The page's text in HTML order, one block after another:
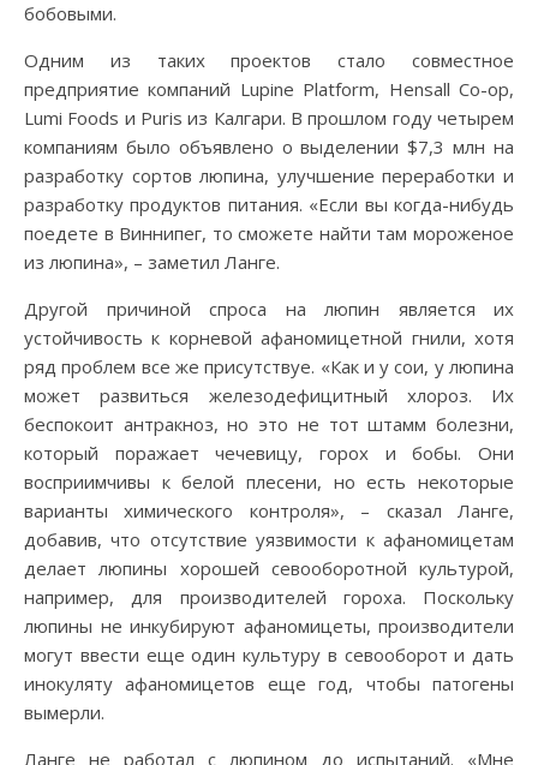
бобовыми.
Одним из таких проектов стало совместное
предприятие компаний Lupine Platform, Hensall Co-op,
Lumi Foods и Puris из Калгари. В прошлом году четырем
компаниям было объявлено о выделении $7,3 млн на
разработку сортов люпина, улучшение переработки и
разработку продуктов питания. «Если вы когда-нибудь
поедете в Виннипег, то сможете найти там мороженое
из люпина», – заметил Ланге.
Другой причиной спроса на люпин является их
устойчивость к корневой афаномицетной гнили, хотя
ряд проблем все же присутствуе. «Как и у сои, у люпина
может развиться железодефицитный хлороз. Их
беспокоит антракноз, но это не тот штамм болезни,
который поражает чечевицу, горох и бобы. Они
восприимчивы к белой плесени, но есть некоторые
варианты химического контроля», – сказал Ланге,
добавив, что отсутствие уязвимости к афаномицетам
делает люпины хорошей севооборотной культурой,
например, для производителей гороха. Поскольку
люпины не инкубируют афаномицеты, производители
могут ввести еще один культуру в севооборот и дать
инокуляту афаномицетов еще год, чтобы патогены
вымерли.
Ланге не работал с люпином до испытаний. «Мне